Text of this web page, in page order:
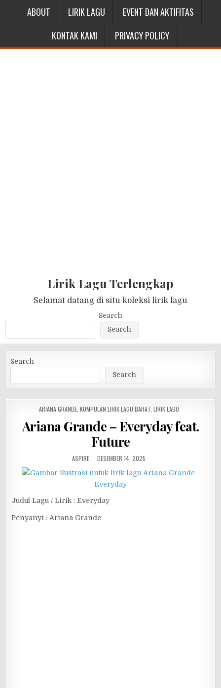
ABOUT LIRIK LAGU
EVENT DAN AKTIFITAS
KONTAK KAMI
PRIVACY POLICY
Lirik Lagu Terlengkap
Selamat datang di situ koleksi lirik lagu
Search
Search
Search
Search
POSTED
ARIANA GRANDE, KUMPULAN LIRIK LAGU BARAT, LIRIK LAGU
Ariana Grande – Everyday feat.
Future
ASPIRE DESEMBER 14, 2025
Judul Lagu / Lirik : Everyday
Penyanyi : Ariana Grande